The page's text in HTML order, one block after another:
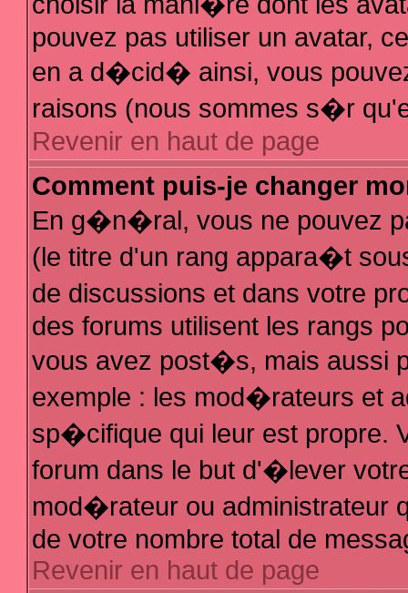
pouvez pas utiliser un avatar,
en a d�cid� ainsi, vous
raisons (nous sommes s�r
Revenir en haut de page
Comment puis-je changer
En g�n�ral, vous ne pouvez
(le titre d'un rang appara�t
de discussions et dans votre
des forums utilisent les rangs
vous avez post�s, mais aussi
exemple : les mod�rateurs et
sp�cifique qui leur est propre.
forum dans le but d'�lever
mod�rateur ou administrateur
de votre nombre total de
Revenir en haut de page